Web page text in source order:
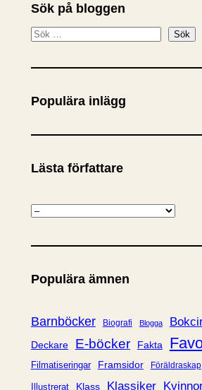
Sök på bloggen
S
k
Sök
Populära inlägg
Lästa författare
K
t
g
r
Populära ämnen
Barnböcker Biografi Blogga
Deckare E-böcker Fakta
Filmatiseringar Framsidor Föräldraskap
Illustrerat Klass Klassiker